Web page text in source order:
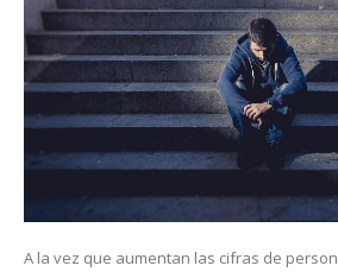
A la vez que aumentan las cifras de